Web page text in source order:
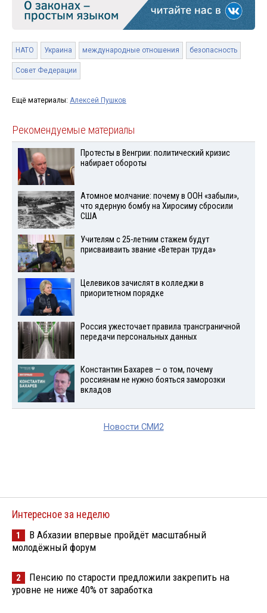
НАТО Украина международные отношения безопасность
Совет Федерации
Ещё материалы: Алексей Пушков
Рекомендуемые материалы
Протесты в Венгрии: политический кризис
набирает обороты
Атомное молчание: почему в ООН «забыли»,
что ядерную бомбу на Хиросиму сбросили
США
Учителям с 25-летним стажем будут
присваиваить звание «Ветеран труда»
Целевиков зачислят в колледжи в
приоритетном порядке
Россия ужесточает правила трансграничной
передачи персональных данных
Константин Бахарев — о том, почему
россиянам не нужно бояться заморозки
вкладов
Новости СМИ2
Интересное за неделю
1
В Абхазии впервые пройдёт масштабный
молодёжный форум
2
Пенсию по старости предложили закрепить на
уровне не ниже 40% от заработка